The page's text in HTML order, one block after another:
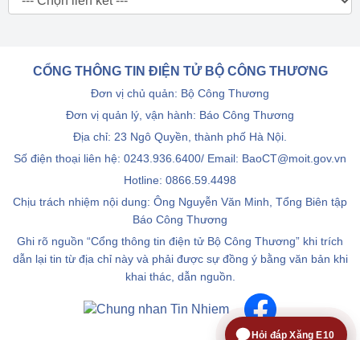
CỔNG THÔNG TIN ĐIỆN TỬ BỘ CÔNG THƯƠNG
Đơn vị chủ quản: Bộ Công Thương
Đơn vị quản lý, vận hành: Báo Công Thương
Địa chỉ: 23 Ngô Quyền, thành phố Hà Nội.
Số điện thoại liên hệ: 0243.936.6400/ Email: BaoCT@moit.gov.vn
Hotline: 0866.59.4498
Chịu trách nhiệm nội dung: Ông Nguyễn Văn Minh, Tổng Biên tập
Báo Công Thương
Ghi rõ nguồn “Cổng thông tin điện tử Bộ Công Thương” khi trích
dẫn lại tin từ địa chỉ này và phải được sự đồng ý bằng văn bản khi
khai thác, dẫn nguồn.
Hỏi đáp Xăng E10